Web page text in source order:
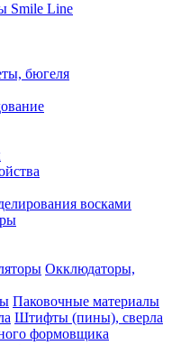
Smile Line
бюгеля
восками
Окклюдаторы,
Паковочные материалы
Штифты (пины), сверла